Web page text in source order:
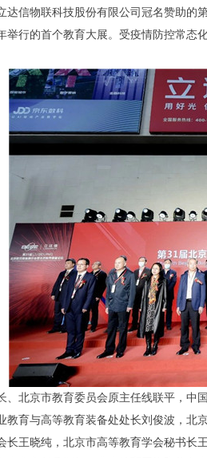
达信物联科技股份有限公司冠名赞助的
举行的首个教育大展。受疫情防控常态
京市教育委员会原主任线联平，中
教育与高等教育装备处处长刘俊波，
长王晓纯，北京市高等教育学会秘书